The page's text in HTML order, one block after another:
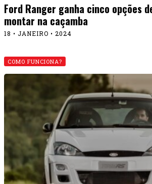
Ford Ranger ganha cinco opções
montar na caçamba
18 • JANEIRO • 2024
COMO FUNCIONA?